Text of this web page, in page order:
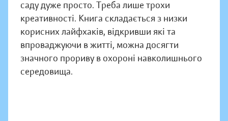
саду дуже просто. Треба лише трохи
креативності. Книга складається з низки
корисних лайфхаків, відкривши які та
впроваджуючи в житті, можна досягти
значного прориву в охороні навколишнього
середовища.